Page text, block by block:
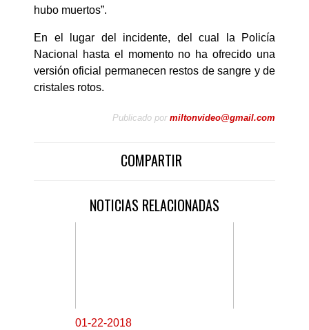
hubo muertos”.
En el lugar del incidente, del cual la Policía
Nacional hasta el momento no ha ofrecido una
versión oficial permanecen restos de sangre y de
cristales rotos.
Publicado por miltonvideo@gmail.com
COMPARTIR
NOTICIAS RELACIONADAS
01-22-2018